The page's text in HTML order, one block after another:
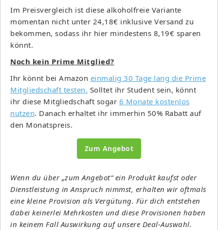
Im Preisvergleich ist diese alkoholfreie Variante
momentan nicht unter 24,18€ inklusive Versand zu
bekommen, sodass ihr hier mindestens 8,19€ sparen
könnt.
Noch kein Prime Mitglied?
Ihr könnt bei Amazon einmalig 30 Tage lang die Prime
Mitgliedschaft testen. Solltet ihr Student sein, könnt
ihr diese Mitgliedschaft sogar 6 Monate kostenlos
nutzen. Danach erhaltet ihr immerhin 50% Rabatt auf
den Monatspreis.
Zum Angebot
Wenn du über „zum Angebot“ ein Produkt kaufst oder
Dienstleistung in Anspruch nimmst, erhalten wir oftmals
eine kleine Provision als Vergütung. Für dich entstehen
dabei keinerlei Mehrkosten und diese Provisionen haben
in keinem Fall Auswirkung auf unsere Deal-Auswahl.